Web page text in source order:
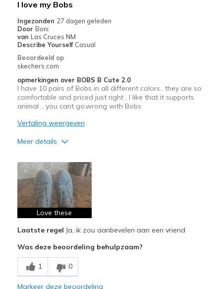
Travel
Width
Sizing
View On Shoes
Shoes are for Wearing
I love my Bobs
Ingezonden 27 dagen geleden
Door Boni
van Las Cruces NM
Describe Yourself Casual
Beoordeeld op
skechers.com
opmerkingen over BOBS B Cute 2.0
I have 10 pairs of Bobs in all different colors.. they are so
comfortable and priced just right , I like that it supports
animal .. you cant go,wrong with Bobs
Vertaling weergeven
Meer details
Comfortable
Stylish
Beste toepassingen
Casual Wear
Width
Feels true to width
Sizing
View On Shoes
Love these
Laatste regel Ja, ik zou aanbevelen aan een vriend
Was deze beoordeling behulpzaam?
1 0
Markeer deze beoordeling